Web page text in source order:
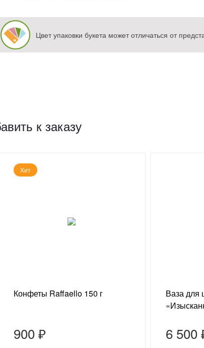
Цвет упаковки букета может отличаться от
к заказу
Хит
Конфеты Raffaello 150 г
900 ₽
Ваза для
6 500